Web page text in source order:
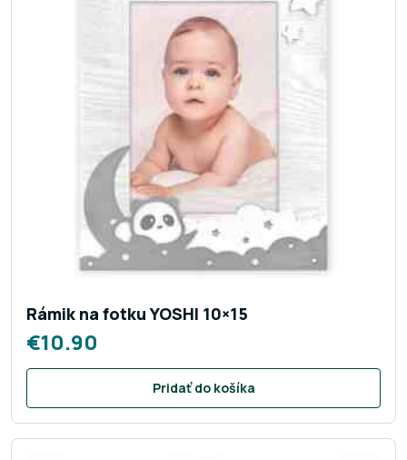
Rámik na fotku YOSHI 10×15
€10.90
Pridať do košíka